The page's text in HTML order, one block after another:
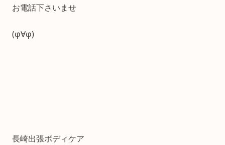
お電話下さいませ
(φ∀φ)
長崎出張ボディケア